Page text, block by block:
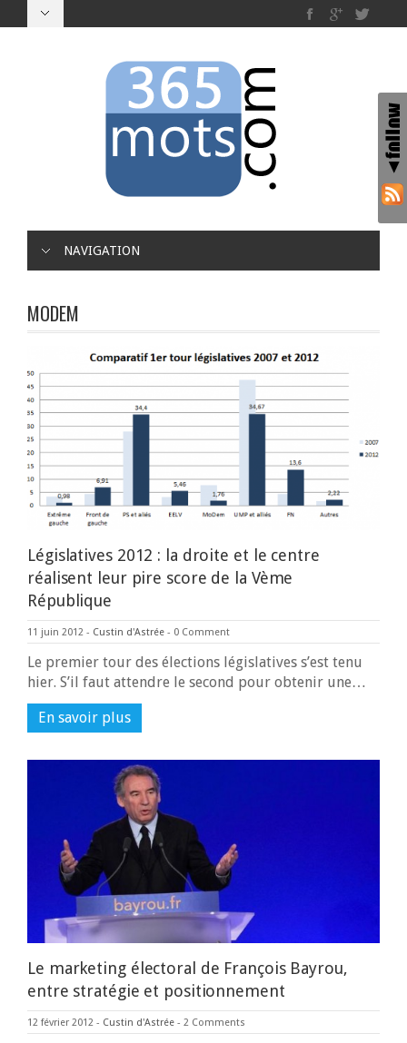
NAVIGATION
MODEM
Législatives 2012 : la droite et le centre
réalisent leur pire score de la Vème
République
11 juin 2012 - Custin d'Astrée - 0 Comment
Le premier tour des élections législatives s’est tenu
hier. S’il faut attendre le second pour obtenir une…
En savoir plus
Le marketing électoral de François Bayrou,
entre stratégie et positionnement
12 février 2012 - Custin d'Astrée - 2 Comments